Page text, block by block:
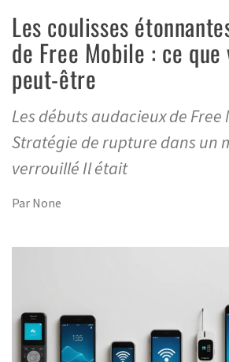
Les coulisses
de Free Mobile : ce
peut-être
Les débuts audacieux de Free
Stratégie de rupture dans un
verrouillé Il était
Par None